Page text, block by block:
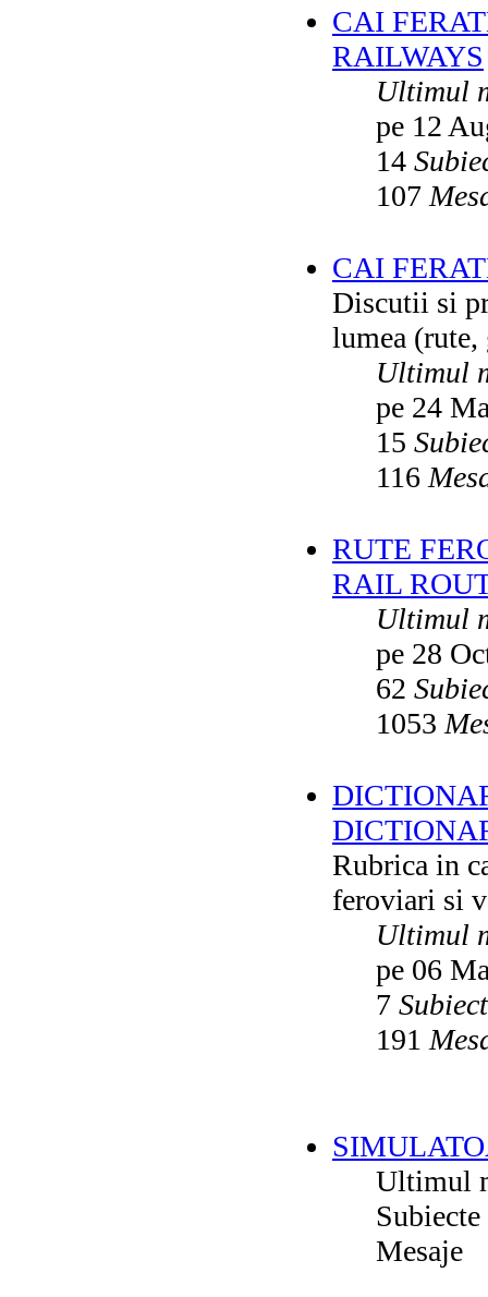
CAI
RAILWAYS
Ultimul
pe 12
14
107
CAI
Discutii si
lumea (rute,
Ultimul
pe 24
15
116
RUTE
RAIL
Ultimul
pe 28
62
1053
Rubrica in
feroviari si
Ultimul
pe 06
7
191
Ultimul
Subiecte
Mesaje